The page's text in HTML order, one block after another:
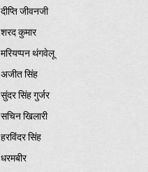
दीप्ति जीवनजी
शरद कुमार
मरियप्पन थंगवेलू
अजीत सिंह
सुंदर सिंह गुर्जर
सचिन खिलारी
हरविंदर सिंह
धरमबीर